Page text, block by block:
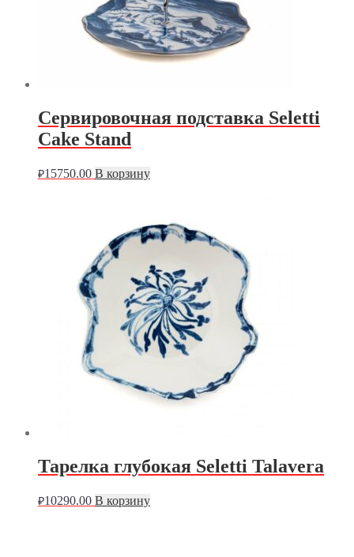
Сервировочная подставка Seletti
Cake Stand
₽15750.00 В корзину
Тарелка глубокая Seletti Talavera
₽10290.00 В корзину